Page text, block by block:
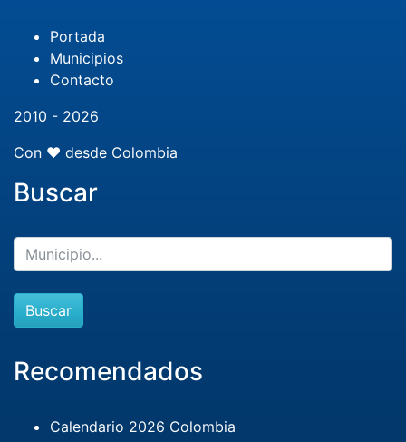
Portada
Municipios
Contacto
2010 - 2026
Con ❤️ desde Colombia
Buscar
Buscar
Recomendados
Calendario 2026 Colombia